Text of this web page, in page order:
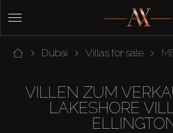
Dubai Villas for sale
VILLEN ZUM
LAKESHORE